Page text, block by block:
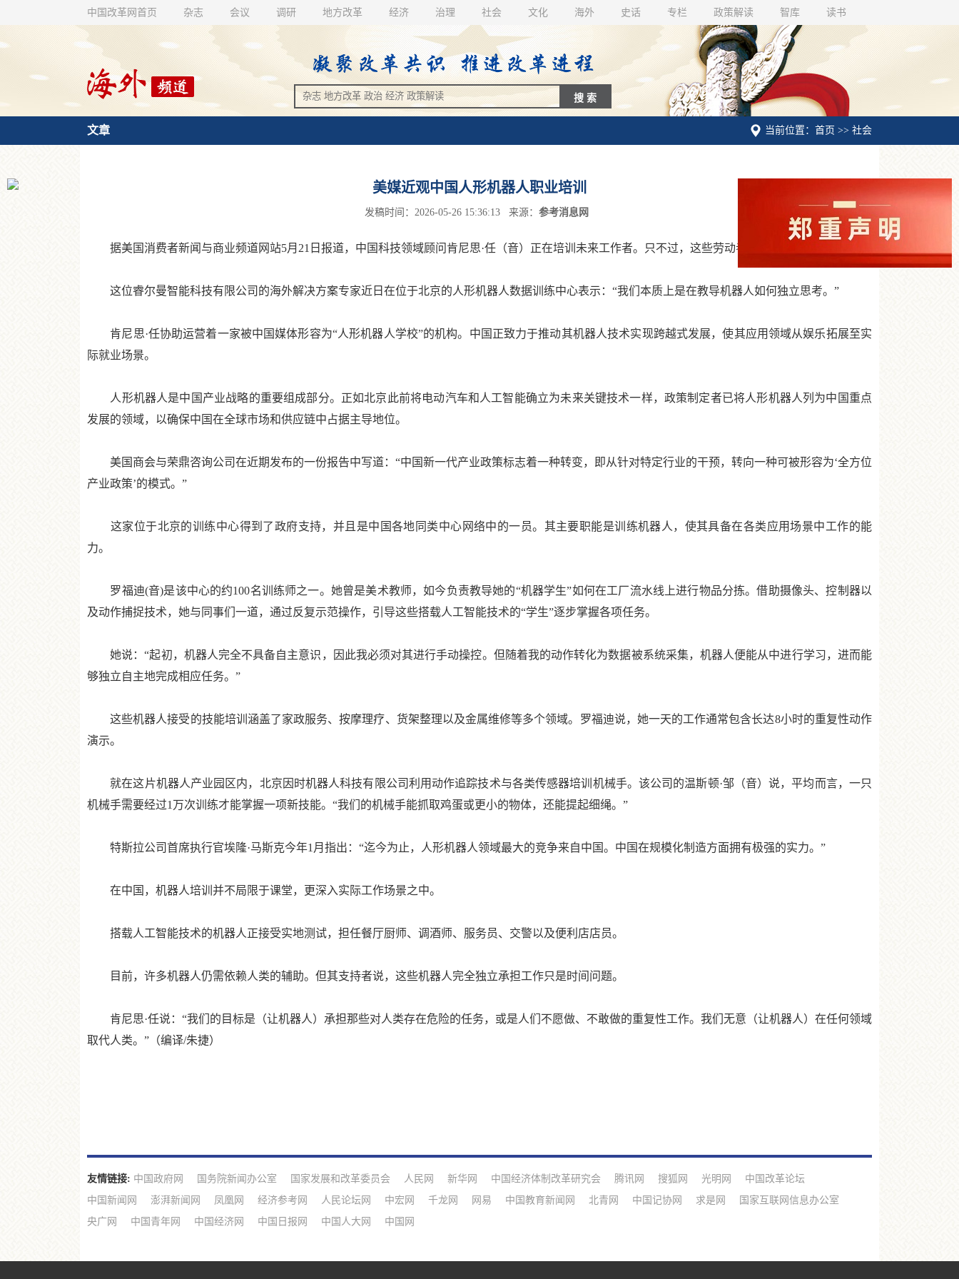
中国改革网首页 杂志 会议 调研 地方改革 经济 治理 社会 文化 海外 史话 专栏 政策解读 智库 读书
当前位置：首页 >> 社会
文章
美媒近观中国人形机器人职业培训
发稿时间：2026-05-26 15:36:13 来源： 参考消息网
据美国消费者新闻与商业频道网站5月21日报道，中国科技领域顾问肯尼思·任（音）正在培训未来工作者。只不过，这些劳动者并非人类。
这位睿尔曼智能科技有限公司的海外解决方案专家近日在位于北京的人形机器人数据训练中心表示：“我们本质上是在教导机器人如何独立思考。”
肯尼思·任协助运营着一家被中国媒体形容为“人形机器人学校”的机构。中国正致力于推动其机器人技术实现跨越式发展，使其应用领域从娱乐拓展至实
际就业场景。
人形机器人是中国产业战略的重要组成部分。正如北京此前将电动汽车和人工智能确立为未来关键技术一样，政策制定者已将人形机器人列为中国重点
发展的领域，以确保中国在全球市场和供应链中占据主导地位。
美国商会与荣鼎咨询公司在近期发布的一份报告中写道：“中国新一代产业政策标志着一种转变，即从针对特定行业的干预，转向一种可被形容为‘全方位
产业政策’的模式。”
这家位于北京的训练中心得到了政府支持，并且是中国各地同类中心网络中的一员。其主要职能是训练机器人，使其具备在各类应用场景中工作的能
力。
罗福迪(音)是该中心的约100名训练师之一。她曾是美术教师，如今负责教导她的“机器学生”如何在工厂流水线上进行物品分拣。借助摄像头、控制器以
及动作捕捉技术，她与同事们一道，通过反复示范操作，引导这些搭载人工智能技术的“学生”逐步掌握各项任务。
她说：“起初，机器人完全不具备自主意识，因此我必须对其进行手动操控。但随着我的动作转化为数据被系统采集，机器人便能从中进行学习，进而能
够独立自主地完成相应任务。”
这些机器人接受的技能培训涵盖了家政服务、按摩理疗、货架整理以及金属维修等多个领域。罗福迪说，她一天的工作通常包含长达8小时的重复性动作
演示。
就在这片机器人产业园区内，北京因时机器人科技有限公司利用动作追踪技术与各类传感器培训机械手。该公司的温斯顿·邹（音）说，平均而言，一只
机械手需要经过1万次训练才能掌握一项新技能。“我们的机械手能抓取鸡蛋或更小的物体，还能提起细绳。”
特斯拉公司首席执行官埃隆·马斯克今年1月指出：“迄今为止，人形机器人领域最大的竞争来自中国。中国在规模化制造方面拥有极强的实力。”
在中国，机器人培训并不局限于课堂，更深入实际工作场景之中。
搭载人工智能技术的机器人正接受实地测试，担任餐厅厨师、调酒师、服务员、交警以及便利店店员。
目前，许多机器人仍需依赖人类的辅助。但其支持者说，这些机器人完全独立承担工作只是时间问题。
肯尼思·任说：“我们的目标是（让机器人）承担那些对人类存在危险的任务，或是人们不愿做、不敢做的重复性工作。我们无意（让机器人）在任何领域
取代人类。”（编译/朱捷）
友情链接: 中国政府网 国务院新闻办公室 国家发展和改革委员会 人民网 新华网 中国经济体制改革研究会 腾讯网 搜狐网 光明网
中国改革论坛
中国新闻网
澎湃新闻网 凤凰网 经济参考网 人民论坛网 中宏网 千龙网 网易 中国教育新闻网 北青网 中国记协网 求是网
国家互联网信息办公室
央广网
中国青年网 中国经济网 中国日报网 中国人大网 中国网